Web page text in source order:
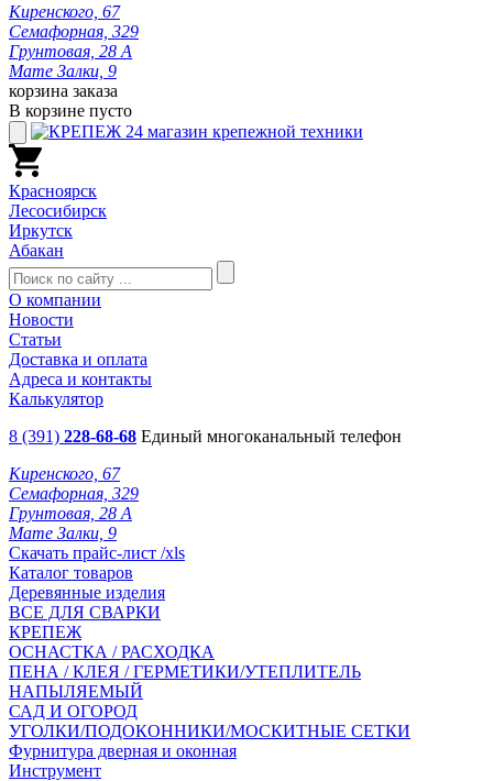
Киренского, 67
Семафорная, 329
Грунтовая, 28 А
Мате Залки, 9
корзина заказа
В корзине пусто
Красноярск
Лесосибирск
Иркутск
Абакан
О компании
Новости
Статьи
Доставка и оплата
Адреса и контакты
Калькулятор
8 (391) 228-68-68 Единый многоканальный телефон
Киренского, 67
Семафорная, 329
Грунтовая, 28 А
Мате Залки, 9
Скачать прайс-лист /xls
Каталог товаров
Деревянные изделия
ВСЕ ДЛЯ СВАРКИ
КРЕПЕЖ
ОСНАСТКА / РАСХОДКА
ПЕНА / КЛЕЯ / ГЕРМЕТИКИ/УТЕПЛИТЕЛЬ
НАПЫЛЯЕМЫЙ
САД И ОГОРОД
УГОЛКИ/ПОДОКОННИКИ/МОСКИТНЫЕ СЕТКИ
Фурнитура дверная и оконная
Инструмент